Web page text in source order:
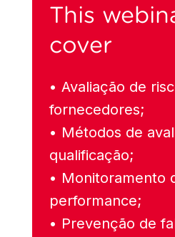
This
cover
• Avaliação de
fornecedores;
• Métodos de
qualificação;
• Monitoramento
performance;
• Prevenção de